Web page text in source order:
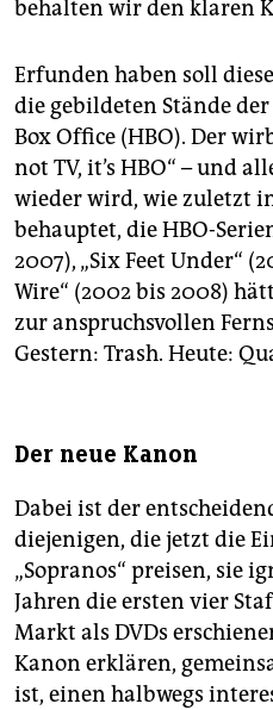
behalten wir den klaren
Erfunden haben soll
die gebildeten Stände
Box Office (HBO). Der
not TV, it’s HBO“ – und
wieder wird, wie zuletzt
behauptet, die HBO-
2007), „Six Feet Under“
Wire“ (2002 bis 2008)
zur anspruchsvollen
Gestern: Trash. Heute:
Der neue Kanon
Dabei ist der
diejenigen, die jetzt die
„Sopranos“ preisen, sie
Jahren die ersten vier
Markt als DVDs
Kanon erklären,
ist, einen halbwegs